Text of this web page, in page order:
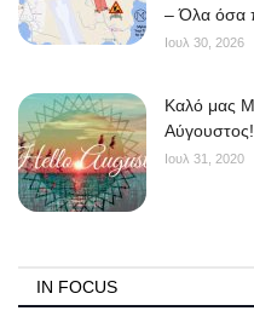
– Όλα όσα
Ιουλ 30, 2026
Kαλό μας
Ιουλ 31, 2020
IN FOCUS